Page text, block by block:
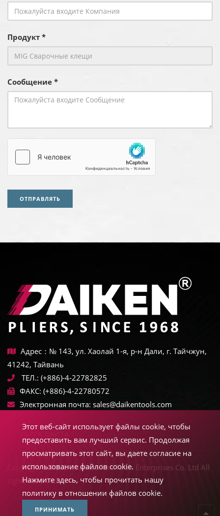
Продукт *
Сообщение *
ОТПРАВЛЯТЬ
Адрес：№ 143, ул. Хаолай 1-я, р-н Дали, г. Тайчжун,
41242, Тайвань
ТЕЛ.: (+886)-4-22782825
ФАКС: (+886)-4-22780572
Электронная почта: sales@daikentools.com
Copyright © 2022-2026 Daiken Tools Enterprises Co. Ltd All
rights reserved.
Этот веб-сайт использует файлы cookie, чтобы
предоставить вам лучший сервис. Продолжая
просматривать этот сайт, вы даете согласие на
использование файлов cookie.
Нажмите здесь, чтобы прочитать нашу
политику в отношении файлов cookie.
ПРИНИМАТЬ